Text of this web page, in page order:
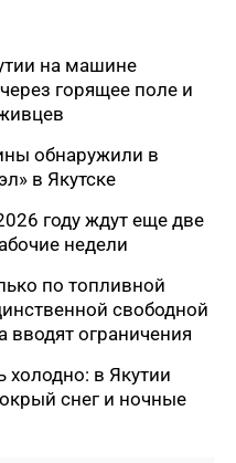
и нельзя
увеличивают
спорт и здоровый
назвал
Якутии с
доверия и
региона
участковые в
около 2000
Жатая похитила
с клумбы в центре
на машине
горящее поле и
обнаружили в
в Якутске
году ждут еще две
недели
по топливной
свободной
вводят ограничения
холодно: в Якутии
снег и ночные